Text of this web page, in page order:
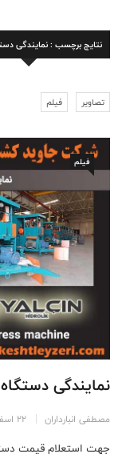
نتایج برچسب : نمایندگی
تصاویر فیلم
فیلم
نمایندگی
مصطفی انبارداران 22 اسفند 1402
جهت استعلام قیمت